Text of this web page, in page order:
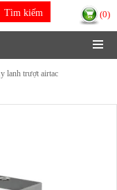
(0)
xy lanh trượt airtac